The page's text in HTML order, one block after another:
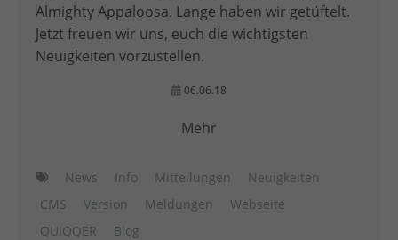
Almighty Appaloosa. Lange haben wir getüftelt.
Jetzt freuen wir uns, euch die wichtigsten
Neuigkeiten vorzustellen.
06.06.18
Mehr
News Info Mitteilungen
Neuigkeiten
CMS
Version Meldungen
Webseite
QUIQQER
Blog